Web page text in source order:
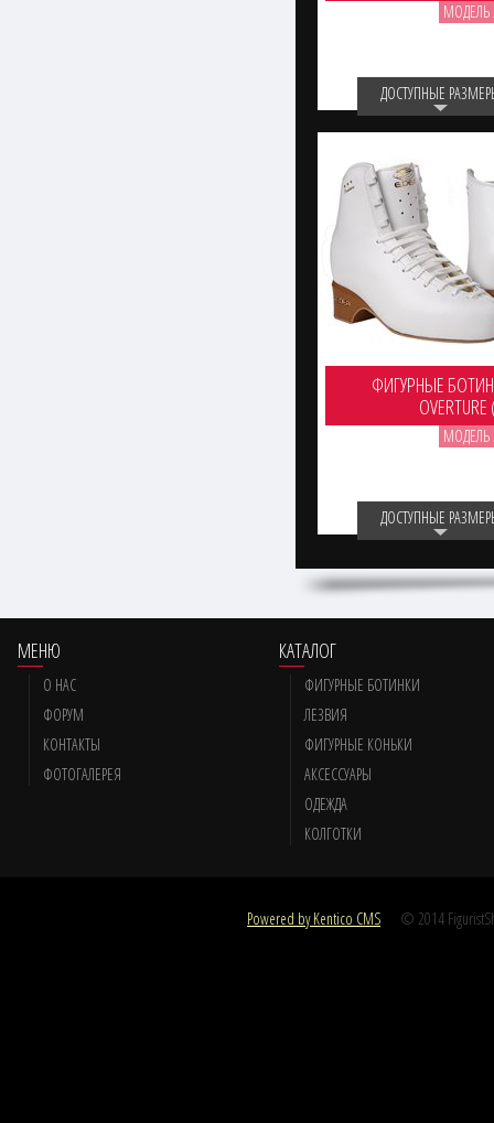
МОДЕЛЬ
ДОСТУПНЫЕ
ФИГУРНЫЕ
МОДЕЛЬ
ДОСТУПНЫЕ
МЕНЮ
О НАС
ФОРУМ
КОНТАКТЫ
ФОТОГАЛЕРЕЯ
КАТАЛОГ
ФИГУРНЫЕ БОТИНКИ
ЛЕЗВИЯ
ФИГУРНЫЕ КОНЬКИ
АКСЕССУАРЫ
ОДЕЖДА
КОЛГОТКИ
Powered by Kentico CMS © 2014